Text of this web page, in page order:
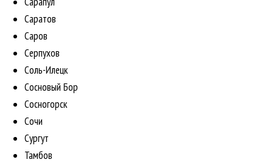
Саратов
Саров
Серпухов
Соль-Илецк
Сосновый Бор
Сосногорск
Сочи
Сургут
Тамбов